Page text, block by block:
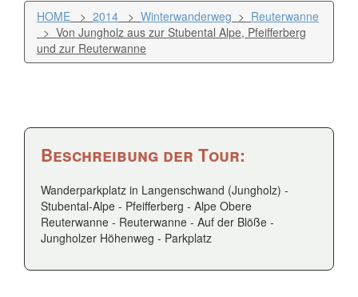
HOME > 2014 > Winterwanderweg > Reuterwanne
> Von Jungholz aus zur Stubental Alpe, Pfeifferberg
und zur Reuterwanne
Beschreibung der Tour:
Wanderparkplatz in Langenschwand (Jungholz) -
Stubental-Alpe - Pfeifferberg - Alpe Obere
Reuterwanne - Reuterwanne - Auf der Blöße -
Jungholzer Höhenweg - Parkplatz